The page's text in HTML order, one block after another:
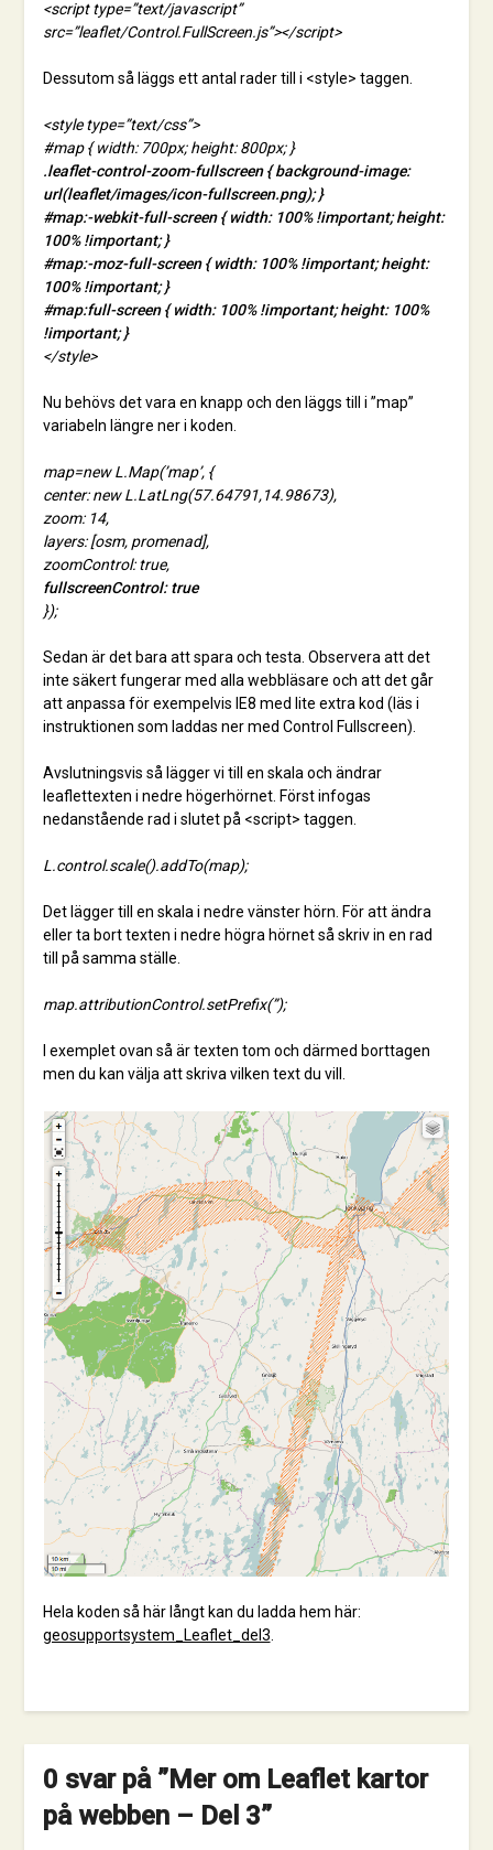
<script type=”text/javascript”
src=”leaflet/Control.FullScreen.js”></script>
Dessutom så läggs ett antal rader till i <style> taggen.
<style type=”text/css”>
#map { width: 700px; height: 800px; }
.leaflet-control-zoom-fullscreen { background-image:
url(leaflet/images/icon-fullscreen.png); }
#map:-webkit-full-screen { width: 100% !important; height:
100% !important; }
#map:-moz-full-screen { width: 100% !important; height:
100% !important; }
#map:full-screen { width: 100% !important; height: 100%
!important; }
</style>
Nu behövs det vara en knapp och den läggs till i ”map”
variabeln längre ner i koden.
map=new L.Map(’map’, {
center: new L.LatLng(57.64791,14.98673),
zoom: 14,
layers: [osm, promenad],
zoomControl: true,
fullscreenControl: true
});
Sedan är det bara att spara och testa. Observera att det
inte säkert fungerar med alla webbläsare och att det går
att anpassa för exempelvis IE8 med lite extra kod (läs i
instruktionen som laddas ner med Control Fullscreen).
Avslutningsvis så lägger vi till en skala och ändrar
leaflettexten i nedre högerhörnet. Först infogas
nedanstående rad i slutet på <script> taggen.
L.control.scale().addTo(map);
Det lägger till en skala i nedre vänster hörn. För att ändra
eller ta bort texten i nedre högra hörnet så skriv in en rad
till på samma ställe.
map.attributionControl.setPrefix(”);
I exemplet ovan så är texten tom och därmed borttagen
men du kan välja att skriva vilken text du vill.
Hela koden så här långt kan du ladda hem här:
geosupportsystem_Leaflet_del3
0 svar på ”Mer om Leaflet kartor
på webben – Del 3”